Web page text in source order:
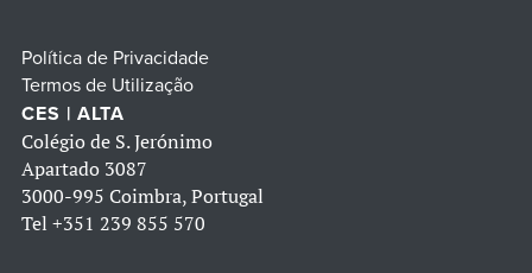
Política de Privacidade
Termos de Utilização
CES | ALTA
Colégio de S. Jerónimo
Apartado 3087
3000-995 Coimbra, Portugal
Tel +351 239 855 570